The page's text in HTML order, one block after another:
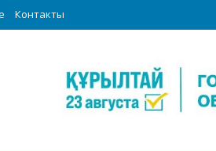
Контакты